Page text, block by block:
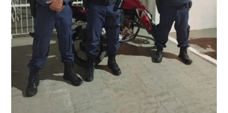
escuta pública tudo o que está sendo feito pela
Educação em Presidente Kennedy.
multidisciplinar, o projeto Kennedy Educa Mais, entre
outros) são todos voltados para o desenvolvimento total
dos educandos. Tudo isso também foi demonstrado ao
Ministério Público através de depoimentos
emocionantes de pais e professores no decorrer da
escuta pública.
marco na busca pela excelência na educação básica,
destacando ainda mais o compromisso de todos em
promover uma atuação coordenada, integrada e
dialogada em prol do desenvolvimento educacional.